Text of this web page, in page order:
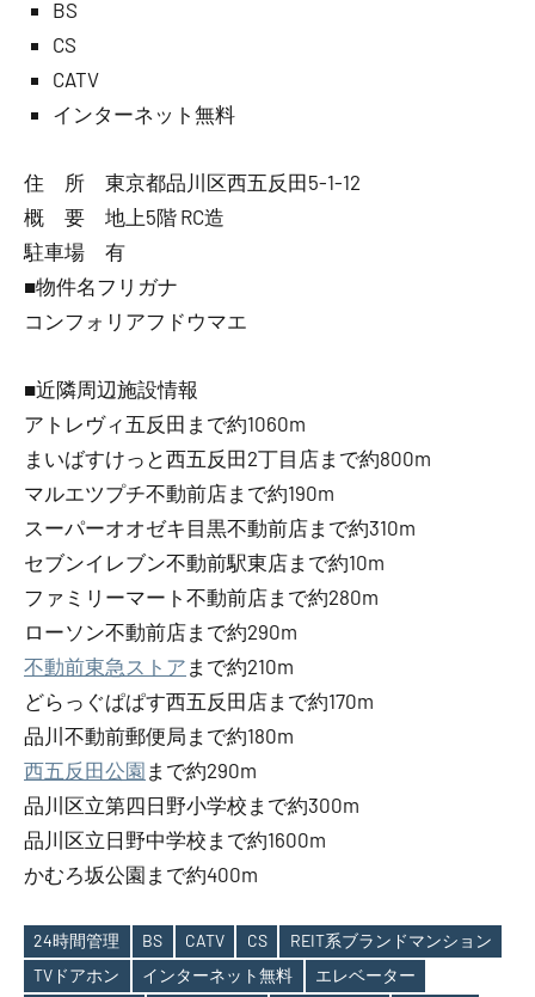
BS
CS
CATV
インターネット無料
住 所 東京都品川区西五反田5-1-12
概 要 地上5階 RC造
駐車場 有
■物件名フリガナ
コンフォリアフドウマエ
■近隣周辺施設情報
アトレヴィ五反田まで約1060m
まいばすけっと西五反田2丁目店まで約800m
マルエツプチ不動前店まで約190m
スーパーオオゼキ目黒不動前店まで約310m
セブンイレブン不動前駅東店まで約10m
ファミリーマート不動前店まで約280m
ローソン不動前店まで約290m
不動前東急ストア まで約210m
どらっぐぱぱす西五反田店まで約170m
品川不動前郵便局まで約180m
西五反田公園 まで約290m
品川区立第四日野小学校まで約300m
品川区立日野中学校まで約1600m
かむろ坂公園まで約400m
24時間管理 BS CATV CS
REIT系ブランドマンション
TVドアホン
インターネット無料
エレベーター